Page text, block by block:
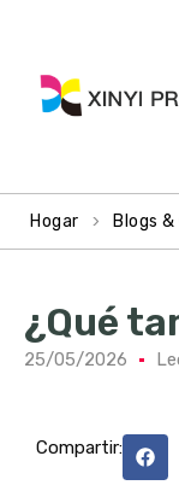
Hogar > Blogs
¿Qué
25/05/2026
Compartir: